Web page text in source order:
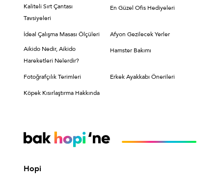
Kaliteli Sırt Çantası
Tavsiyeleri
En Güzel Ofis Hediyeleri
İdeal Çalışma Masası Ölçüleri
Afyon Gezilecek Yerler
Aikido Nedir, Aikido
Hareketleri Nelerdir?
Hamster Bakımı
Fotoğrafçılık Terimleri Erkek Ayakkabı Önerileri
Köpek Kısırlaştırma Hakkında
Hopi